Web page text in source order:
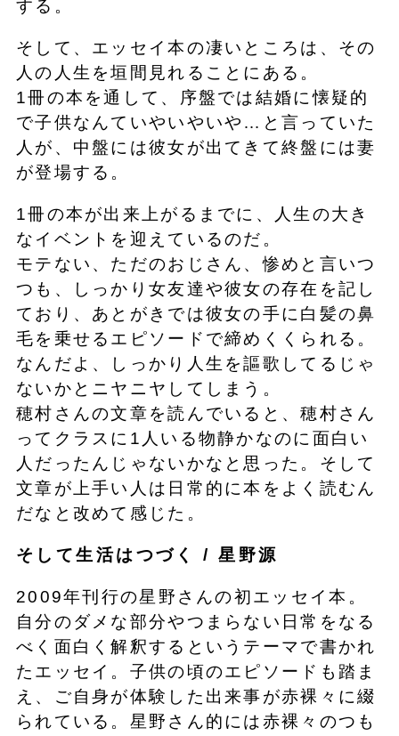
する。
そして、エッセイ本の凄いところは、その
人の人生を垣間見れることにある。
1冊の本を通して、序盤では結婚に懐疑的
で子供なんていやいやいや…と言っていた
人が、中盤には彼女が出てきて終盤には妻
が登場する。
1冊の本が出来上がるまでに、人生の大き
なイベントを迎えているのだ。
モテない、ただのおじさん、惨めと言いつ
つも、しっかり女友達や彼女の存在を記し
ており、あとがきでは彼女の手に白髪の鼻
毛を乗せるエピソードで締めくくられる。
なんだよ、しっかり人生を謳歌してるじゃ
ないかとニヤニヤしてしまう。
穂村さんの文章を読んでいると、穂村さん
ってクラスに1人いる物静かなのに面白い
人だったんじゃないかなと思った。そして
文章が上手い人は日常的に本をよく読むん
だなと改めて感じた。
そして生活はつづく / 星野源
2009年刊行の星野さんの初エッセイ本。
自分のダメな部分やつまらない日常をなる
べく面白く解釈するというテーマで書かれ
たエッセイ。子供の頃のエピソードも踏ま
え、ご自身が体験した出来事が赤裸々に綴
られている。星野さん的には赤裸々のつも